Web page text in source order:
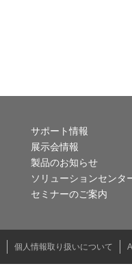
サポート情報
展示会情報
製品のお知らせ
ソリューションセンタ
セミナーのご案内
個人情報取り扱いについて